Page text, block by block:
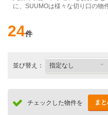
に、SUUMOは様々な切り口の物
24件
並び替え：
チェックした物件を ま